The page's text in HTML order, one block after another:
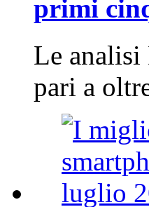
primi
Le analisi
pari a